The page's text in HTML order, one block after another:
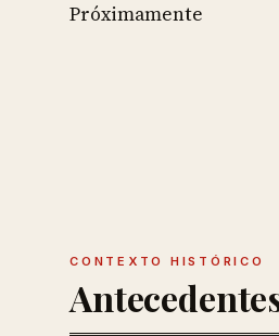
Próximamente
CONTEXTO HISTÓRICO